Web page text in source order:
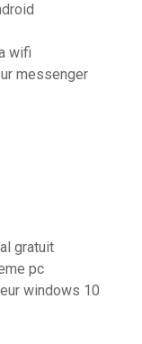
wifi
messenger
gratuit
pc
windows 10